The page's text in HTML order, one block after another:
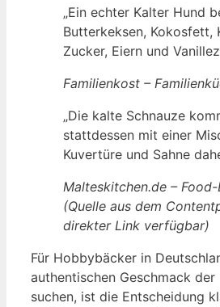
„Ein echter Kalter Hund
Butterkeksen, Kokosfett,
Zucker, Eiern und
Familienkost –
„Die kalte Schnauze
stattdessen mit einer
Kuvertüre und Sahne
Malteskitchen.de –
(Quelle aus dem
direkter Link verfügbar)
Für Hobbybäcker in
authentischen Geschmack der
suchen, ist die Entscheidung